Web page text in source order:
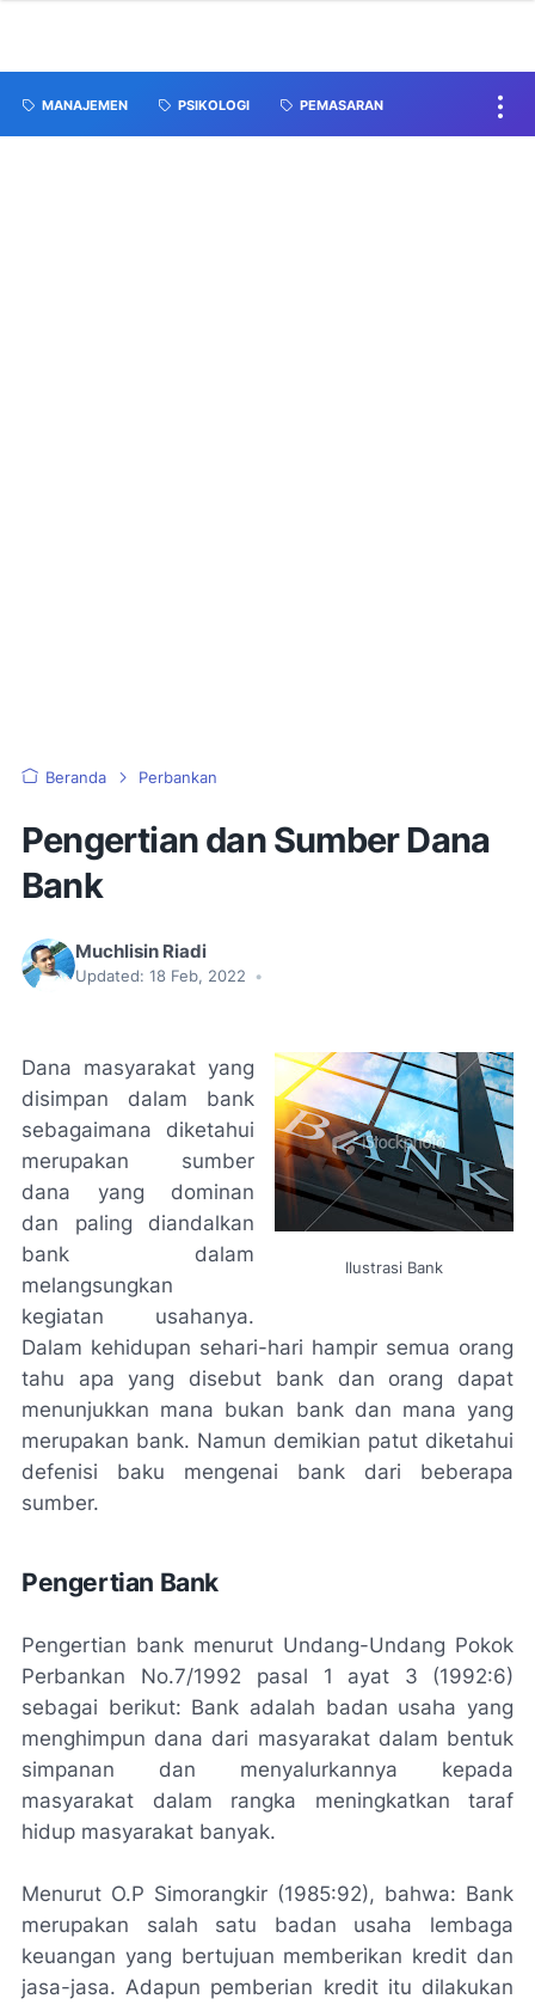
MANAJEMEN PSIKOLOGI PEMASARAN
Beranda Perbankan
Pengertian dan Sumber Dana
Bank
Muchlisin Riadi
Updated: 18 Feb, 2022 •
Ilustrasi Bank
Dana masyarakat yang
disimpan dalam bank
sebagaimana diketahui
merupakan sumber
dana yang dominan
dan paling diandalkan
bank dalam
melangsungkan
kegiatan usahanya.
Dalam kehidupan sehari-hari hampir semua orang
tahu apa yang disebut bank dan orang dapat
menunjukkan mana bukan bank dan mana yang
merupakan bank. Namun demikian patut diketahui
defenisi baku mengenai bank dari beberapa
sumber.
Pengertian Bank
Pengertian bank menurut Undang-Undang Pokok
Perbankan No.7/1992 pasal 1 ayat 3
(1992:6)
sebagai berikut: Bank adalah badan usaha yang
menghimpun dana dari masyarakat dalam bentuk
simpanan dan menyalurkannya kepada
masyarakat dalam rangka meningkatkan taraf
hidup masyarakat banyak.
Menurut O.P Simorangkir (1985:92), bahwa: Bank
merupakan salah satu badan usaha lembaga
keuangan yang bertujuan memberikan kredit dan
jasa-jasa. Adapun pemberian kredit itu dilakukan